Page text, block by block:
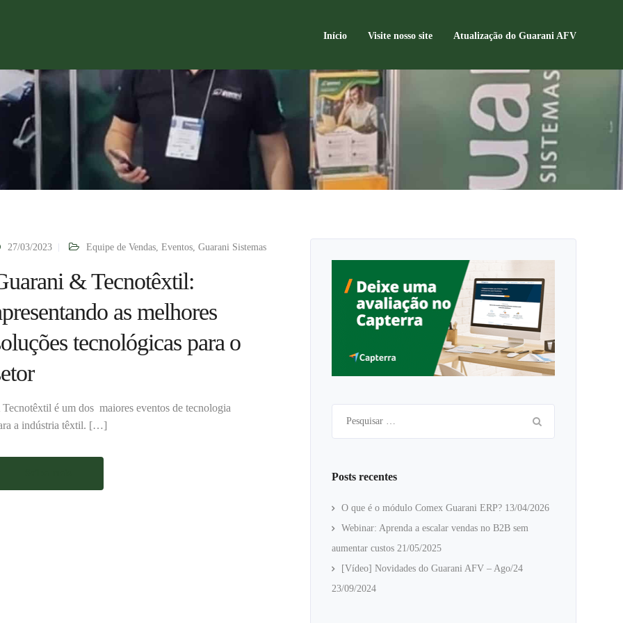
Início Visite nosso site Atualização do Guarani AFV
27/03/2023 Equipe de Vendas, Eventos, Guarani Sistemas
& Tecnotêxtil:
as melhores
tecnológicas para o
é um dos maiores eventos de tecnologia
a indústria têxtil. […]
Pesquisar
por:
Posts recentes
O que é o módulo Comex Guarani ERP? 13/04/2026
Webinar: Aprenda a escalar vendas no B2B sem
aumentar custos 21/05/2025
[Vídeo] Novidades do Guarani AFV – Ago/24
23/09/2024